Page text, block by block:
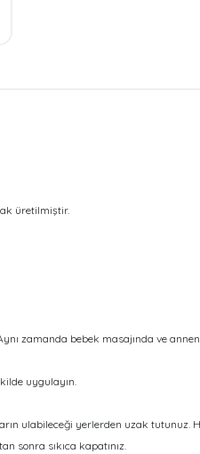
üretilmiştir.
zamanda bebek masajında ve
uygulayın.
ulabileceği yerlerden uzak tutunuz.
sonra sıkıca kapatınız.